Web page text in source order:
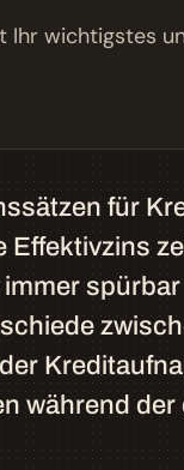
Ihr wichtigstes
für
während